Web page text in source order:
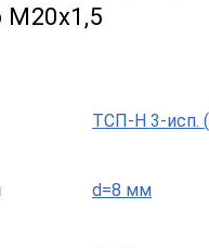
М20х1,5
ТСП-Н 3-исп.
d=8 мм